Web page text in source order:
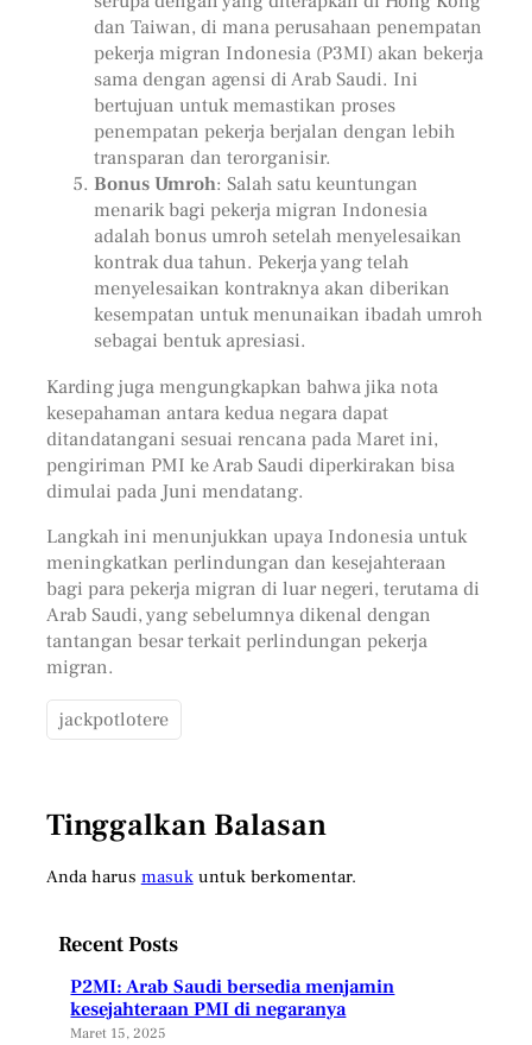
dan Taiwan, di mana perusahaan penempatan
pekerja migran Indonesia (P3MI) akan bekerja
sama dengan agensi di Arab Saudi. Ini
bertujuan untuk memastikan proses
penempatan pekerja berjalan dengan lebih
transparan dan terorganisir.
Bonus Umroh: Salah satu keuntungan
menarik bagi pekerja migran Indonesia
adalah bonus umroh setelah menyelesaikan
kontrak dua tahun. Pekerja yang telah
menyelesaikan kontraknya akan diberikan
kesempatan untuk menunaikan ibadah umroh
sebagai bentuk apresiasi.
Karding juga mengungkapkan bahwa jika nota
kesepahaman antara kedua negara dapat
ditandatangani sesuai rencana pada Maret ini,
pengiriman PMI ke Arab Saudi diperkirakan bisa
dimulai pada Juni mendatang.
Langkah ini menunjukkan upaya Indonesia untuk
meningkatkan perlindungan dan kesejahteraan
bagi para pekerja migran di luar negeri, terutama di
Arab Saudi, yang sebelumnya dikenal dengan
tantangan besar terkait perlindungan pekerja
migran.
jackpotlotere
Tinggalkan Balasan
Anda harus masukuntuk berkomentar.
Recent Posts
P2MI: Arab Saudi bersedia menjamin
kesejahteraan PMI di negaranya
Maret 15, 2025